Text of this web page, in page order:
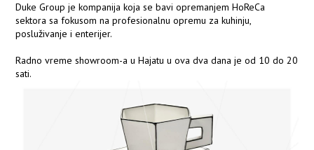
Duke Group je kompanija koja se bavi opremanjem HoReCa
sektora sa fokusom na profesionalnu opremu za kuhinju,
posluživanje i enterijer.
Radno vreme showroom-a u Hajatu u ova dva dana je od 10 do 20
sati.